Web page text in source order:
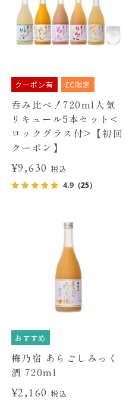
クーポン有 EC限定
呑み比べ！720ml人気
リキュール5本セット<
ロックグラス付>【初回
クーポン】
¥9,630税込
4.9（25）
おすすめ
梅乃宿 あらごしみっく
酒 720ml
¥2,160税込